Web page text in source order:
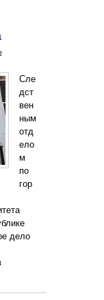
Сле
дст
вен
ным
отд
ело
м
по
гор
дело